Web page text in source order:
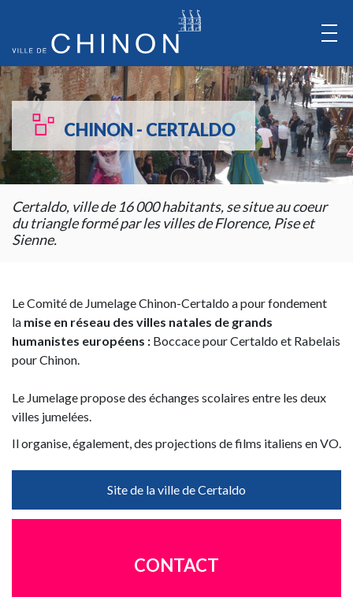
Aller
au
ContenuAller
au
Menu
CHINON - CERTALDO
Certaldo, ville de 16 000 habitants, se situe au coeur
du triangle formé par les villes de Florence, Pise et
Sienne.
Le Comité de Jumelage Chinon-Certaldo a pour fondement
la mise en réseau des villes natales de grands
humanistes européens : Boccace pour Certaldo et Rabelais
pour Chinon.
Le Jumelage propose des échanges scolaires entre les deux
villes jumelées.
Il organise, également, des projections de films italiens en VO.
Site de la ville de Certaldo
CONTACT